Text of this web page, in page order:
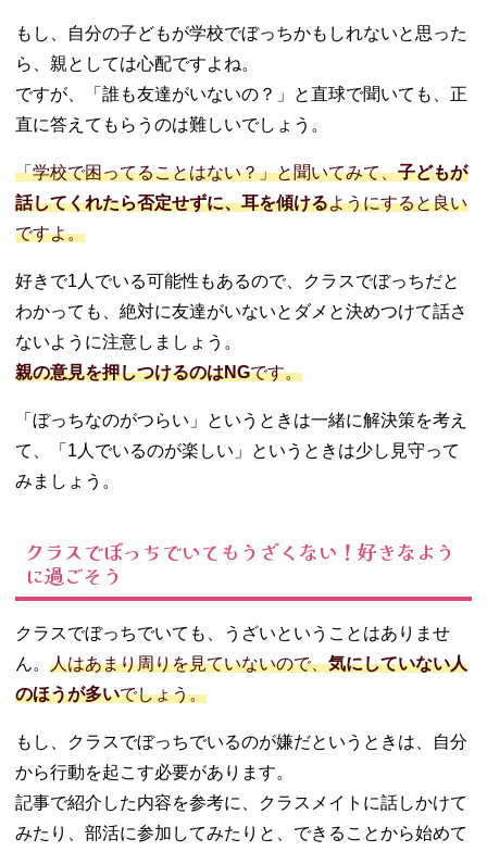
もし、自分の子どもが学校でぼっちかもしれないと思った
ら、親としては心配ですよね。
ですが、「誰も友達がいないの？」と直球で聞いても、正
直に答えてもらうのは難しいでしょう。
「学校で困ってることはない？」と聞いてみて、子どもが
話してくれたら否定せずに、耳を傾けるようにすると良い
ですよ。
好きで1人でいる可能性もあるので、クラスでぼっちだと
わかっても、絶対に友達がいないとダメと決めつけて話さ
ないように注意しましょう。
親の意見を押しつけるのはNGです。
「ぼっちなのがつらい」というときは一緒に解決策を考え
て、「1人でいるのが楽しい」というときは少し見守って
みましょう。
クラスでぼっちでいてもうざくない！好きなよう
に過ごそう
クラスでぼっちでいても、うざいということはありませ
ん。 人はあまり周りを見ていないので、気にしていない人
のほうが多いでしょう。
もし、クラスでぼっちでいるのが嫌だというときは、自分
から行動を起こす必要があります。
記事で紹介した内容を参考に、クラスメイトに話しかけて
みたり、部活に参加してみたりと、できることから始めて